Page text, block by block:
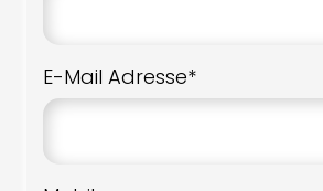
E-Mail Adresse*